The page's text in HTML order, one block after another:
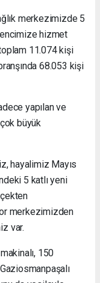
merkezimizde 5
hizmet
11.074 kişi
68.053 kişi
yapılan ve
büyük
hayalimiz Mayıs
5 katlı yeni
merkezimizden
var.
150